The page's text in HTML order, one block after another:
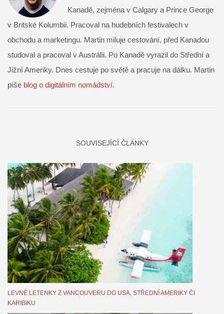
Kanadě, zejména v Calgary a Prince George
v Britské Kolumbii. Pracoval na hudebních festivalech v
obchodu a marketingu. Martin miluje cestování, před Kanadou
studoval a pracoval v Austrálii. Po Kanadě vyrazil do Střední a
Jižní Ameriky. Dnes cestuje po světě a pracuje na dálku. Martin
píše blog o digitálním nomádství.
SOUVISEJÍCÍ ČLÁNKY
LEVNÉ LETENKY Z VANCOUVERU DO USA, STŘEDNÍ AMERIKY ČI
KARIBIKU